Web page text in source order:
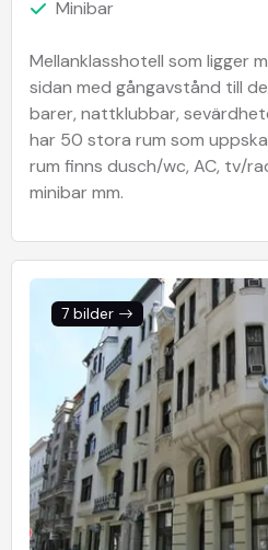
Minibar
Mellanklasshotell som ligger
sidan med gångavstånd till
barer, nattklubbar,
har 50 stora rum som
rum finns dusch/wc, AC, tv/
minibar mm.
7 bilder